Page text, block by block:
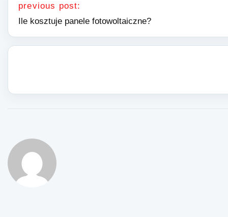
previous post:
Ile kosztuje panele fotowoltaiczne?